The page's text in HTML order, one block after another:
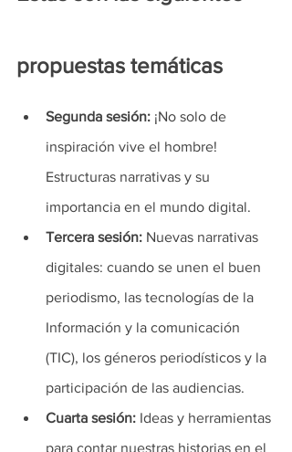
propuestas temáticas
Segunda sesión: ¡No solo de
inspiración vive el hombre!
Estructuras narrativas y su
importancia en el mundo digital.
Tercera sesión: Nuevas narrativas
digitales: cuando se unen el buen
periodismo, las tecnologías de la
Información y la comunicación
(TIC), los géneros periodísticos y la
participación de las audiencias.
Cuarta sesión: Ideas y herramientas
para contar nuestras historias en el